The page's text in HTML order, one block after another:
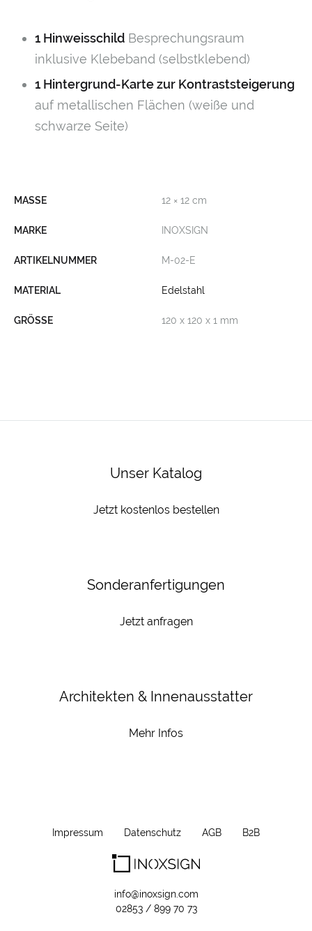
1 Hinweisschild Besprechungsraum
inklusive Klebeband (selbstklebend)
1 Hintergrund-Karte zur Kontraststeigerung
auf metallischen Flächen (weiße und
schwarze Seite)
MASSE 12 × 12 cm
MARKE INOXSIGN
ARTIKELNUMMER M-02-E
MATERIAL Edelstahl
GRÖSSE 120 x 120 x 1 mm
Unser Katalog
Jetzt kostenlos bestellen
Sonderanfertigungen
Jetzt anfragen
Architekten & Innenausstatter
Mehr Infos
info@inoxsign.com
02853 / 899 70 73
Impressum Datenschutz AGB B2B